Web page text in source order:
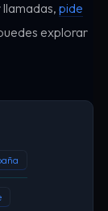
pide
explorar